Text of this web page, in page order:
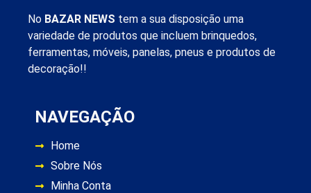
No BAZAR NEWS tem a sua disposição uma
variedade de produtos que incluem brinquedos,
ferramentas, móveis, panelas, pneus e produtos de
decoração!!
NAVEGAÇÃO
Home
Sobre Nós
Minha Conta